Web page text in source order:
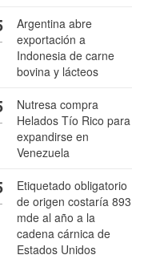
Argentina abre
exportación a
Indonesia de carne
bovina y lácteos
Nutresa compra
Helados Tío Rico para
expandirse en
Venezuela
Etiquetado obligatorio
de origen costaría 893
mde al año a la
cadena cárnica de
Estados Unidos